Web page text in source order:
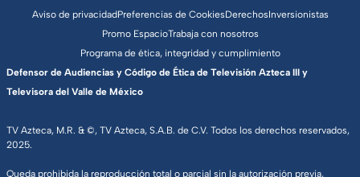
TV Azteca, M.R. & ©, TV Azteca, S.A.B. de C.V. Todos los derechos reservados,
2025.
Queda prohibida la reproducción total o parcial sin la autorización previa,
Aviso de privacidadPreferencias de CookiesDerechosInversionistas
Promo EspacioTrabaja con nosotros
Programa de ética, integridad y cumplimiento
Defensor de Audiencias y Código de Ética de Televisión Azteca III y
Televisora del Valle de México